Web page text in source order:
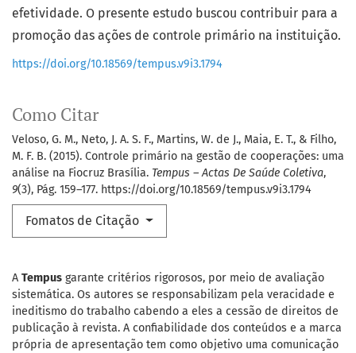
Como Citar
Veloso, G. M., Neto, J. A. S. F., Martins, W. de J., Maia, E. T., & Filho,
M. F. B. (2015). Controle primário na gestão de cooperações: uma
análise na Fiocruz Brasília. Tempus – Actas De Saúde Coletiva,
9(3), Pág. 159–177. https://doi.org/10.18569/tempus.v9i3.1794
Fomatos de Citação
efetividade. O presente estudo buscou contribuir para a
promoção das ações de controle primário na instituição.
https://doi.org/10.18569/tempus.v9i3.1794
A Tempus garante critérios rigorosos, por meio de avaliação
sistemática. Os autores se responsabilizam pela veracidade e
ineditismo do trabalho cabendo a eles a cessão de direitos de
publicação à revista. A confiabilidade dos conteúdos e a marca
própria de apresentação tem como objetivo uma comunicação